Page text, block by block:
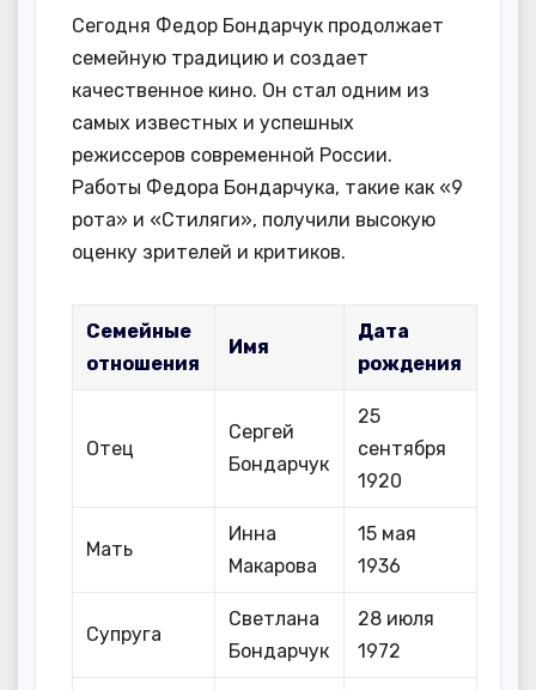
Сегодня Федор Бондарчук продолжает
семейную традицию и создает
качественное кино. Он стал одним из
самых известных и успешных
режиссеров современной России.
Работы Федора Бондарчука, такие как «9
рота» и «Стиляги», получили высокую
оценку зрителей и критиков.
Семейные
отношения
Имя
Дата
рождения
Отец
Сергей
Бондарчук
25
сентября
1920
Мать
Инна
Макарова
15 мая
1936
Супруга
Светлана
Бондарчук
28 июля
1972